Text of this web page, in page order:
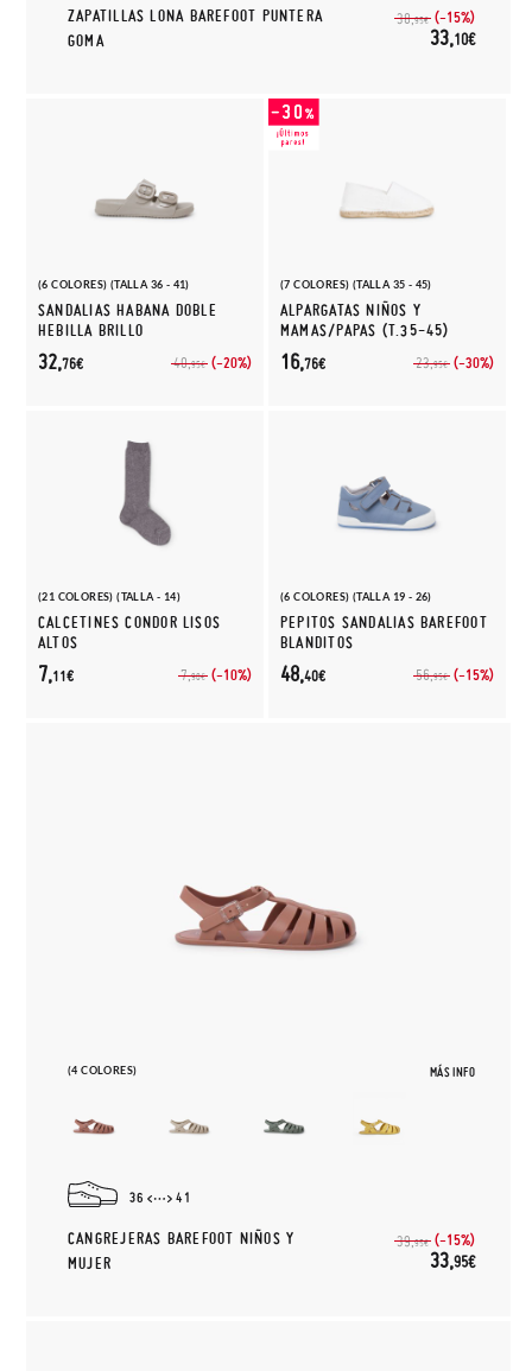
ZAPATILLAS LONA BAREFOOT PUNTERA
GOMA
38,95€ (-15%)
33,10€
(6 COLORES) (TALLA 36 - 41)
SANDALIAS HABANA DOBLE
HEBILLA BRILLO
40,95€ (-20%)
32,76€
(7 COLORES) (TALLA 35 - 45)
ALPARGATAS NIÑOS Y
MAMAS/PAPAS (T.35-45)
23,95€ (-30%)
16,76€
(21 COLORES) (TALLA - 14)
CALCETINES CONDOR LISOS
ALTOS
7,90€ (-10%)
7,11€
(6 COLORES) (TALLA 19 - 26)
PEPITOS SANDALIAS BAREFOOT
BLANDITOS
56,95€ (-15%)
48,40€
(4 COLORES) MÁS INFO
36 41
CANGREJERAS BAREFOOT NIÑOS Y
MUJER
39,95€ (-15%)
33,95€